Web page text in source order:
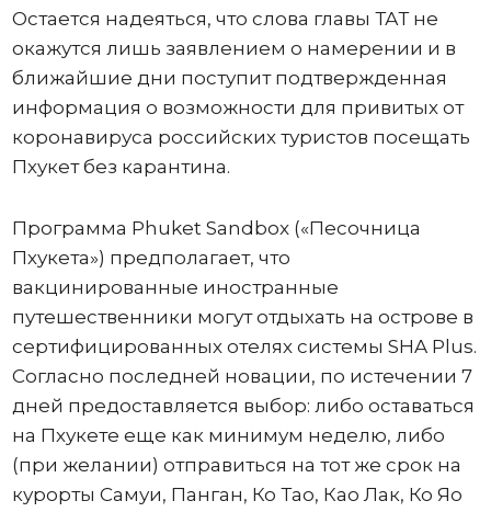
Остается надеяться, что слова главы ТАТ не
окажутся лишь заявлением о намерении и в
ближайшие дни поступит подтвержденная
информация о возможности для привитых от
коронавируса российских туристов посещать
Пхукет без карантина.
Программа Phuket Sandbox («Песочница
Пхукета») предполагает, что
вакцинированные иностранные
путешественники могут отдыхать на острове в
сертифицированных отелях системы SHA Plus.
Согласно последней новации, по истечении 7
дней предоставляется выбор: либо оставаться
на Пхукете еще как минимум неделю, либо
(при желании) отправиться на тот же срок на
курорты Самуи, Панган, Ко Тао, Као Лак, Ко Яо